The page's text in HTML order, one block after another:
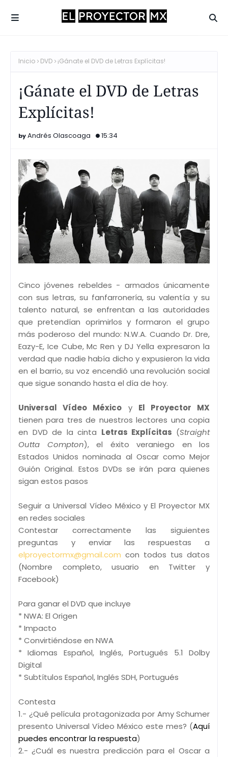
Inicio DVD ¡Gánate el DVD de Letras Explícitas!
¡Gánate el DVD de Letras
Explícitas!
Andrés Olascoaga 15:34
Cinco jóvenes rebeldes - armados únicamente
con sus letras, su fanfarronería, su valentía y su
talento natural, se enfrentan a las autoridades
que pretendían oprimirlos y formaron el grupo
más poderoso del mundo: N.W.A. Cuando Dr. Dre,
Eazy-E, Ice Cube, Mc Ren y DJ Yella expresaron la
verdad que nadie había dicho y expusieron la vida
en el barrio, su voz encendió una revolución social
que sigue sonando hasta el día de hoy.
Universal Vídeo México y El Proyector MX
tienen para tres de nuestros lectores una copia
en DVD de la cinta Letras Explícitas (Straight
Outta Compton), el éxito veraniego en los
Estados Unidos nominada al Oscar como Mejor
Guión Original. Estos DVDs se irán para quienes
sigan estos pasos
Seguir a Universal Vídeo México y El Proyector MX
en redes sociales
Contestar correctamente las siguientes
preguntas y enviar las respuestas a
elproyectormx@gmail.com con todos tus datos
(Nombre completo, usuario en Twitter y
Facebook)
Para ganar el DVD que incluye
* NWA: El Origen
* Impacto
* Convirtiéndose en NWA
* Idiomas Español, Inglés, Portugués 5.1 Dolby
Digital
* Subtítulos Español, Inglés SDH, Portugués
Contesta
1.- ¿Qué película protagonizada por Amy Schumer
presento Universal Vídeo México este mes? (Aquí
puedes encontrar la respuesta)
2.- ¿Cuál es nuestra predicción para el Oscar a